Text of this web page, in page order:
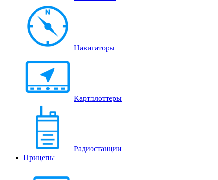
Навигаторы
Картплоттеры
Радиостанции
Прицепы